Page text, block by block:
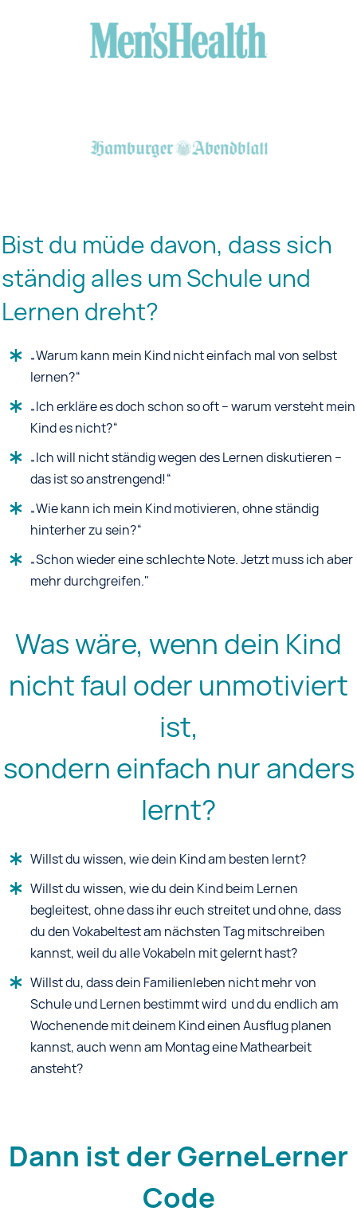
Bist du müde davon, dass sich
ständig alles um Schule und
Lernen dreht?
„Warum kann mein Kind nicht einfach mal von selbst
lernen?“
„Ich erkläre es doch schon so oft – warum versteht mein
Kind es nicht?“
„Ich will nicht ständig wegen des Lernen diskutieren –
das ist so anstrengend!“
„Wie kann ich mein Kind motivieren, ohne ständig
hinterher zu sein?“
„Schon wieder eine schlechte Note. Jetzt muss ich aber
mehr durchgreifen."
Was wäre, wenn dein Kind
nicht faul oder unmotiviert
ist,
sondern einfach nur anders
lernt?
Willst du wissen, wie dein Kind am besten lernt?
Willst du wissen, wie du dein Kind beim Lernen
begleitest, ohne dass ihr euch streitet und ohne, dass
du den Vokabeltest am nächsten Tag mitschreiben
kannst, weil du alle Vokabeln mit gelernt hast?
Willst du, dass dein Familienleben nicht mehr von
Schule und Lernen bestimmt wird und du endlich am
Wochenende mit deinem Kind einen Ausflug planen
kannst, auch wenn am Montag eine Mathearbeit
ansteht?
Dann ist der GerneLerner
Code